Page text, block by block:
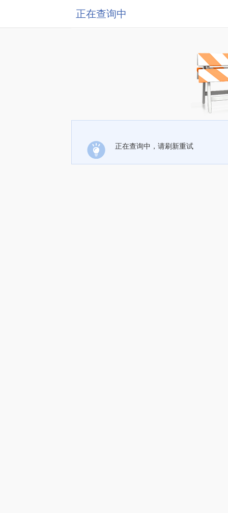
正在查询中
正在查询中，请刷新重试